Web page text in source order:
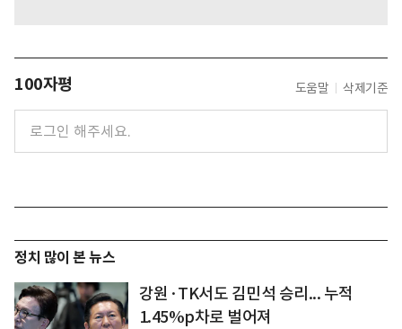
100자평 도움말 삭제기준
정치 많이 본 뉴스
강원·TK서도 김민석 승리... 누적
1.45%p차로 벌어져